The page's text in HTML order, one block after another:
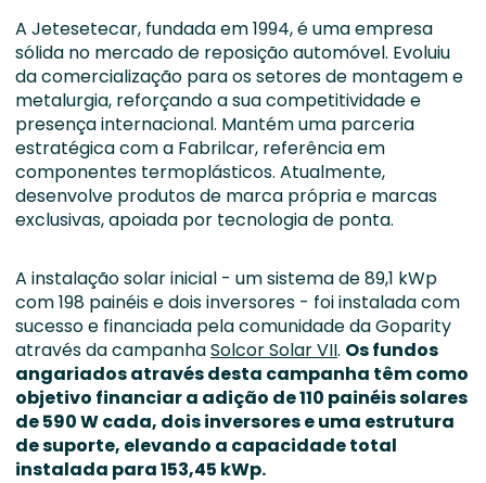
A Jetesetecar, fundada em 1994, é uma empresa
sólida no mercado de reposição automóvel. Evoluiu
da comercialização para os setores de montagem e
metalurgia, reforçando a sua competitividade e
presença internacional. Mantém uma parceria
estratégica com a Fabrilcar, referência em
componentes termoplásticos. Atualmente,
desenvolve produtos de marca própria e marcas
exclusivas, apoiada por tecnologia de ponta.
A instalação solar inicial - um sistema de 89,1 kWp
com 198 painéis e dois inversores - foi instalada com
sucesso e financiada pela comunidade da Goparity
através da campanhaSolcor Solar VII. Os fundos
angariados através desta campanha têm como
objetivo financiar a adição de 110 painéis solares
de 590 W cada, dois inversores e uma estrutura
de suporte, elevando a capacidade total
instalada para 153,45 kWp.